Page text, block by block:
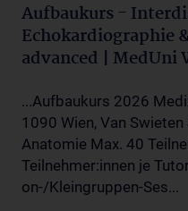
Aufbaukurs -
Echokardiographie
advanced | MedUni
...Aufbaukurs 2026
1090 Wien, Van
Anatomie Max. 40
Teilnehmer:innen je
on-/Kleingruppen-Ses...